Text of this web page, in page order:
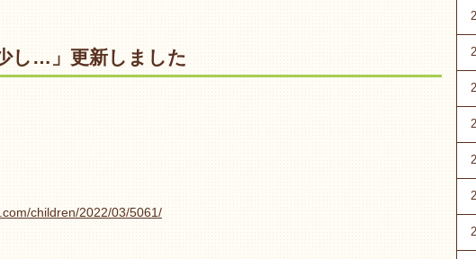
し…」更新しました
children/2022/03/5061/